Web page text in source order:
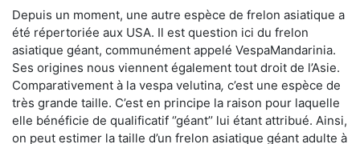
Depuis un moment, une autre espèce de frelon asiatique a
été répertoriée aux USA. Il est question ici du frelon
asiatique géant, communément appelé VespaMandarinia.
Ses origines nous viennent également tout droit de l’Asie.
Comparativement à la vespa velutina, c’est une espèce de
très grande taille. C’est en principe la raison pour laquelle
elle bénéficie de qualificatif ‘’géant’’ lui étant attribué. Ainsi,
on peut estimer la taille d’un frelon asiatique géant adulte à